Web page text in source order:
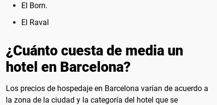
El Born.
El Raval
¿Cuánto cuesta de media un
hotel en Barcelona?
Los precios de hospedaje en Barcelona varían de acuerdo a
la zona de la ciudad y la categoría del hotel que se